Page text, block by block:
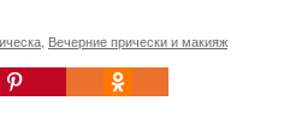
Вечерние прически и макияж